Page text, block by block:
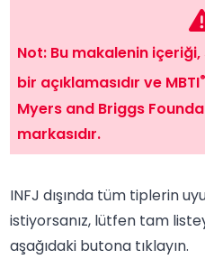
Not: Bu makalenin
bir açıklamasıdır ve MBTI®
Myers and Briggs
markasıdır.
INFJ dışında tüm tiplerin
istiyorsanız, lütfen tam
aşağıdaki butona tıklayın.